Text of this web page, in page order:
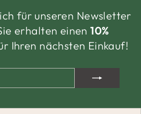
für unseren Newsletter
erhalten einen10%
Ihren nächsten Einkauf!